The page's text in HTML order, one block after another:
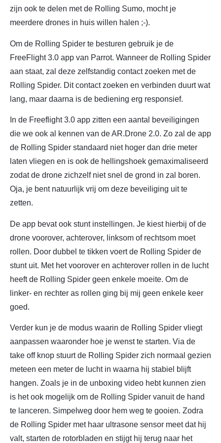
zijn ook te delen met de Rolling Sumo, mocht je
meerdere drones in huis willen halen ;-).
Om de Rolling Spider te besturen gebruik je de
FreeFlight 3.0 app van Parrot. Wanneer de Rolling Spider
aan staat, zal deze zelfstandig contact zoeken met de
Rolling Spider. Dit contact zoeken en verbinden duurt wat
lang, maar daarna is de bediening erg responsief.
In de Freeflight 3.0 app zitten een aantal beveiligingen
die we ook al kennen van de AR.Drone 2.0. Zo zal de app
de Rolling Spider standaard niet hoger dan drie meter
laten vliegen en is ook de hellingshoek gemaximaliseerd
zodat de drone zichzelf niet snel de grond in zal boren.
Oja, je bent natuurlijk vrij om deze beveiliging uit te
zetten.
De app bevat ook stunt instellingen. Je kiest hierbij of de
drone voorover, achterover, linksom of rechtsom moet
rollen. Door dubbel te tikken voert de Rolling Spider de
stunt uit. Met het voorover en achterover rollen in de lucht
heeft de Rolling Spider geen enkele moeite. Om de
linker- en rechter as rollen ging bij mij geen enkele keer
goed.
Verder kun je de modus waarin de Rolling Spider vliegt
aanpassen waaronder hoe je wenst te starten. Via de
take off knop stuurt de Rolling Spider zich normaal gezien
meteen een meter de lucht in waarna hij stabiel blijft
hangen. Zoals je in de unboxing video hebt kunnen zien
is het ook mogelijk om de Rolling Spider vanuit de hand
te lanceren. Simpelweg door hem weg te gooien. Zodra
de Rolling Spider met haar ultrasone sensor meet dat hij
valt, starten de rotorbladen en stijgt hij terug naar het